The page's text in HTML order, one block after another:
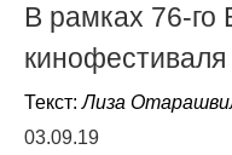
В рамках 76-го
кинофестиваля
Текст:Лиза
03.09.19